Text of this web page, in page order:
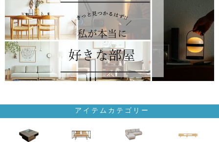
アイテムカテゴリー